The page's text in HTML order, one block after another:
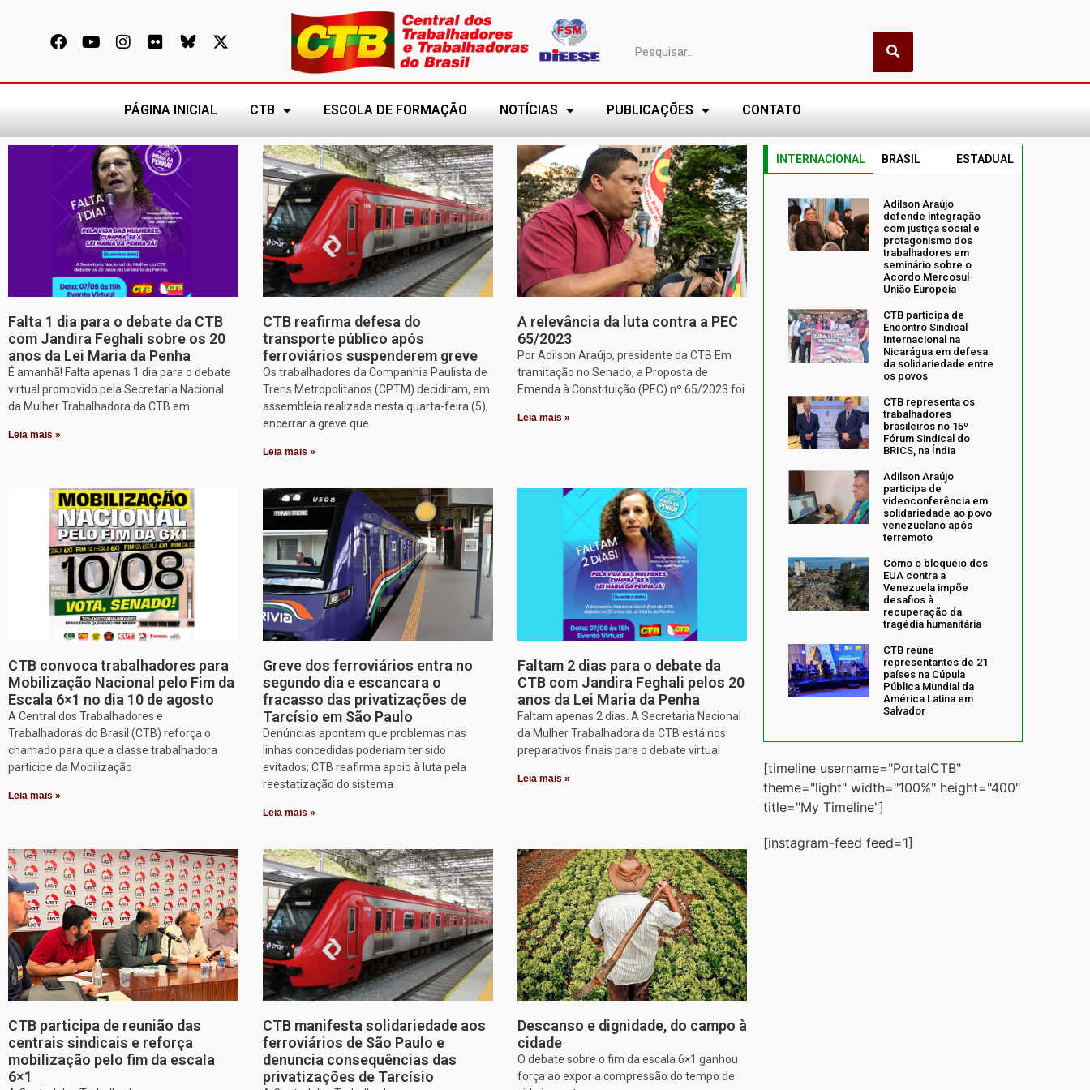
PÁGINA INICIAL CTB ESCOLA DE FORMAÇÃO NOTÍCIAS PUBLICAÇÕES CONTATO
Falta 1 dia para o debate da CTB
com Jandira Feghali sobre os 20
anos da Lei Maria da Penha
É amanhã! Falta apenas 1 dia para o debate
virtual promovido pela Secretaria Nacional
da Mulher Trabalhadora da CTB em
Leia mais »
CTB reafirma defesa do
transporte público após
ferroviários suspenderem greve
Os trabalhadores da Companhia Paulista de
Trens Metropolitanos (CPTM) decidiram, em
assembleia realizada nesta quarta-feira (5),
encerrar a greve que
Leia mais »
A relevância da luta contra a PEC
65/2023
Por Adilson Araújo, presidente da CTB Em
tramitação no Senado, a Proposta de
Emenda à Constituição (PEC) nº 65/2023 foi
Leia mais »
CTB convoca trabalhadores para
Mobilização Nacional pelo Fim da
Escala 6×1 no dia 10 de agosto
A Central dos Trabalhadores e
Trabalhadoras do Brasil (CTB) reforça o
chamado para que a classe trabalhadora
participe da Mobilização
Leia mais »
Greve dos ferroviários entra no
segundo dia e escancara o
fracasso das privatizações de
Tarcísio em São Paulo
Denúncias apontam que problemas nas
linhas concedidas poderiam ter sido
evitados; CTB reafirma apoio à luta pela
reestatização do sistema
Leia mais »
Faltam 2 dias para o debate da
CTB com Jandira Feghali pelos 20
anos da Lei Maria da Penha
Faltam apenas 2 dias. A Secretaria Nacional
da Mulher Trabalhadora da CTB está nos
preparativos finais para o debate virtual
Leia mais »
CTB participa de reunião das
centrais sindicais e reforça
mobilização pelo fim da escala
6×1
CTB manifesta solidariedade aos
ferroviários de São Paulo e
denuncia consequências das
privatizações de Tarcísio
Descanso e dignidade, do campo à
cidade
O debate sobre o fim da escala 6×1 ganhou
força ao expor a compressão do tempo de
INTERNACIONAL BRASIL ESTADUAL
Adilson Araújo
defende integração
com justiça social e
protagonismo dos
trabalhadores em
seminário sobre o
Acordo Mercosul-
União Europeia
CTB participa de
Encontro Sindical
Internacional na
Nicarágua em defesa
da solidariedade entre
os povos
CTB representa os
trabalhadores
brasileiros no 15º
Fórum Sindical do
BRICS, na Índia
Adilson Araújo
participa de
videoconferência em
solidariedade ao povo
venezuelano após
terremoto
Como o bloqueio dos
EUA contra a
Venezuela impõe
desafios à
recuperação da
tragédia humanitária
CTB reúne
representantes de 21
países na Cúpula
Pública Mundial da
América Latina em
Salvador
[timeline username="PortalCTB"
theme="light" width="100%" height="400"
title="My Timeline"]
[instagram-feed feed=1]